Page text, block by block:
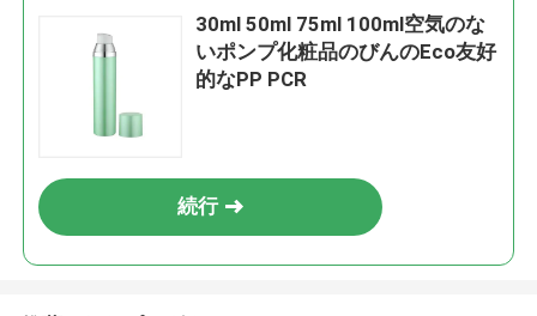
30ml 50ml 75ml 100ml空気のな
いポンプ化粧品のびんのEco友好
的なPP PCR
続行